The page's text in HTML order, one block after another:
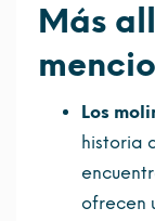
Más
Los
historia
ofrecen